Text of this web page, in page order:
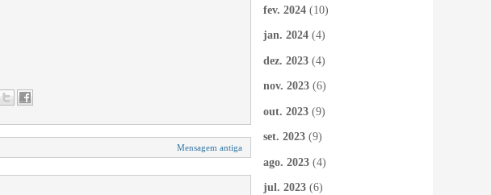
Mensagem antiga
fev. 2024 (10)
jan. 2024 (4)
dez. 2023 (4)
nov. 2023 (6)
out. 2023 (9)
set. 2023 (9)
ago. 2023 (4)
jul. 2023 (6)